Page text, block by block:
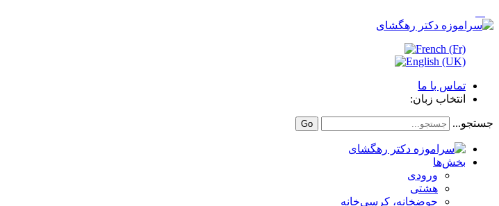
تماس با ما
انتخاب زبان:
جستجو... Go
بخش‌ها
ورودی
هشتی
حوضخانه، کرسی‌خانه